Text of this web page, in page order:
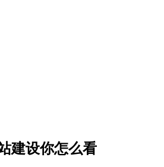
建设你怎么看